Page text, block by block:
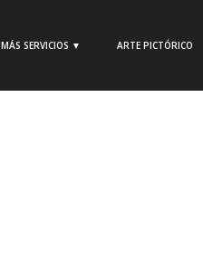
MÁS SERVICIOS ▼ ARTE PICTÓRICO